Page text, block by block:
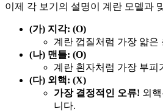
이제 각 보기의 설명이 계란 모델과
(가) 지각: (O)
계란 껍질처럼 가장 얇은
(나) 맨틀: (O)
계란 흰자처럼 가장 부피
(다) 외핵: (X)
가장 결정적인 오류! 외
니다.